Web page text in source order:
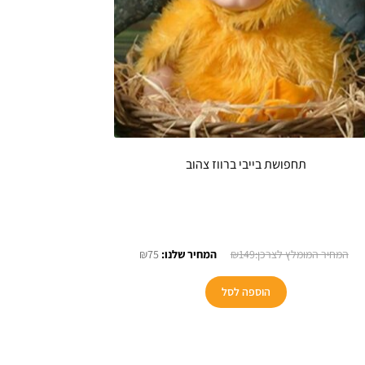
תחפושת בייבי ברווז צהוב
₪149
המחיר
היה:
₪149.
₪75 המחיר
הוספה לסל